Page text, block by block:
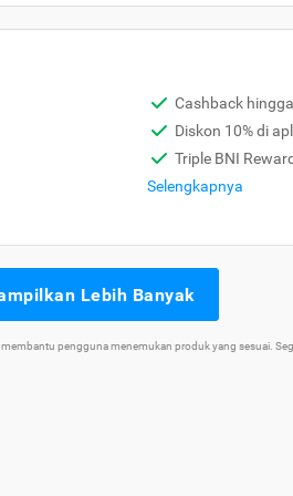
Cashback
Diskon 10% di
Triple BNI
Selengkapnya
Lebih Banyak
pengguna menemukan produk yang sesuai.